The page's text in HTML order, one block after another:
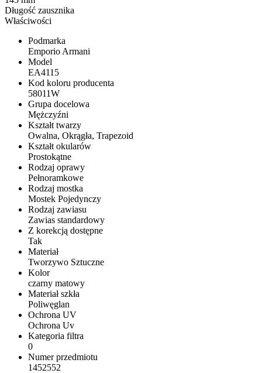
Właściwości
Podmarka
Emporio Armani
Model
EA4115
Kod koloru producenta
58011W
Grupa docelowa
Mężczyźni
Kształt twarzy
Owalna, Okrągła, Trapezoid
Kształt okularów
Prostokątne
Rodzaj oprawy
Pełnoramkowe
Rodzaj mostka
Mostek Pojedynczy
Rodzaj zawiasu
Zawias standardowy
Z korekcją dostępne
Tak
Materiał
Tworzywo Sztuczne
Kolor
czarny matowy
Materiał szkła
Poliwęglan
Ochrona UV
Ochrona Uv
Kategoria filtra
0
Numer przedmiotu
1452552
Długość zausznika